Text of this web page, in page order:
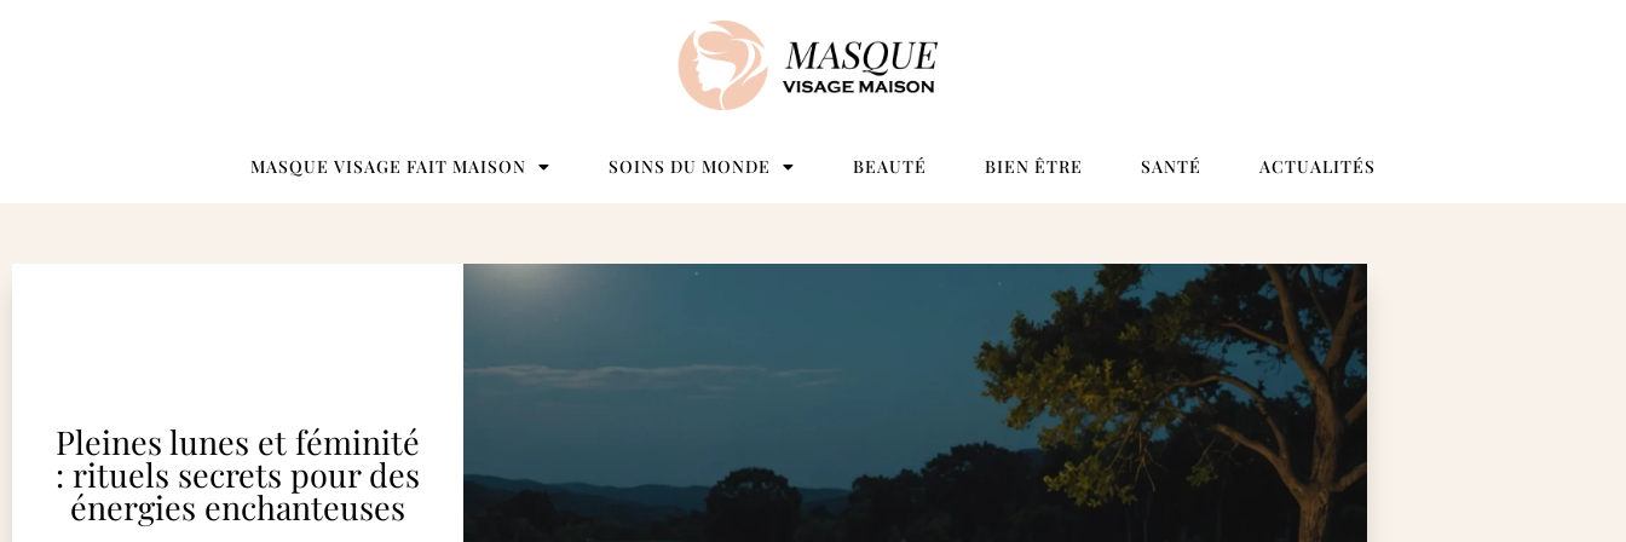
MASQUE VISAGE FAIT MAISON SOINS DU MONDE BEAUTÉ BIEN ÊTRE SANTÉ ACTUALITÉS
Pleines lunes et féminité
: rituels secrets pour des
énergies enchanteuses